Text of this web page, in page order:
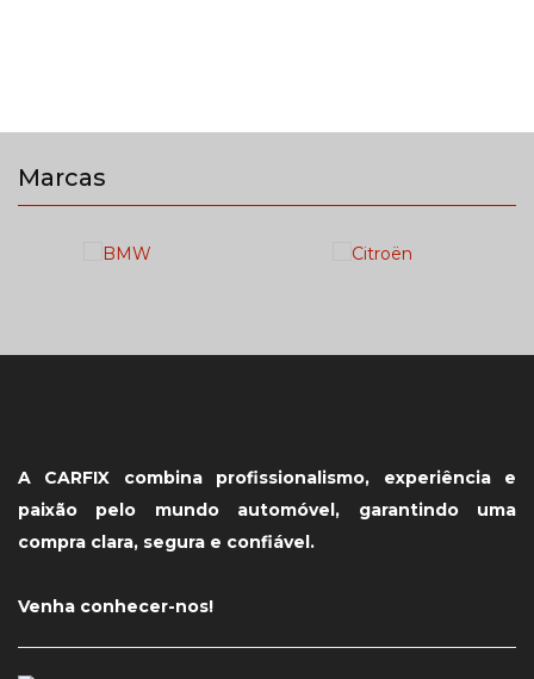
Marcas
A CARFIX combina profissionalismo, experiência e
paixão pelo mundo automóvel, garantindo uma
compra clara, segura e confiável.
Venha conhecer-nos!